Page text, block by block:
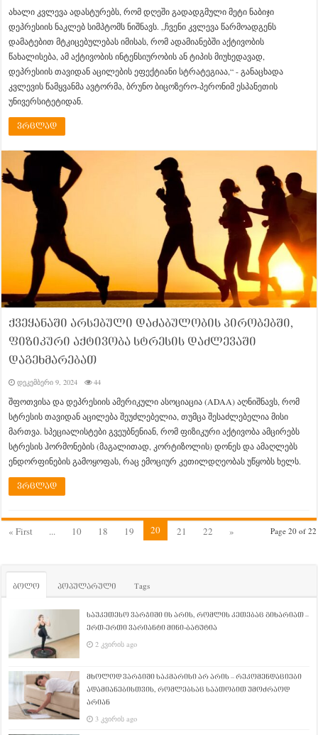
ახალი კვლევა ადასტურებს, რომ დღეში გადადგმული მეტი ნაბიჯი
დეპრესიის ნაკლებ სიმპტომს ნიშნავს. „ჩვენი კვლევა წარმოადგენს
დამატებით მტკიცებულებას იმისას, რომ ადამიანებში აქტივობის
წახალისება, ამ აქტივობის ინტენსიურობის ან ტიპის მიუხედავად,
დეპრესიის თავიდან აცილების ეფექტიანი სტრატეგიაა,“ - განაცხადა
კვლევის წამყვანმა ავტორმა, ბრუნო ბიცოზერო-პერონიმ ესპანეთის
უნივერსიტეტიდან.
ვრცლად
ქვეყანაში არსებული დაძაბულობის პირობებში,
ფიზიკური აქტივობა სტრესის დაძლევაში
დაგეხმარებათ
დეკემბერი 9, 2024 44
შფოთვისა და დეპრესიის ამერიკული ასოციაცია (ADAA) აღნიშნავს, რომ
სტრესის თავიდან აცილება შეუძლებელია, თუმცა შესაძლებელია მისი
მართვა. სპეციალისტები გვეუბნენიან, რომ ფიზიკური აქტივობა ამცირებს
სტრესის ჰორმონების (მაგალითად, კორტიზოლის) დონეს და ამაღლებს
ენდორფინების გამოყოფას, რაც ემოციურ კეთილდღეობას უწყობს ხელს.
ვრცლად
Page 20 of 22
« First ... 10 18 19 20 21 22 »
ბოლო პოპულარული Tags
საუკეთესო ვარჯიში ის არის, რომლის კეთებაც გიხარიათ –
ერთ-ერთი ვარიანტი მინი-ბატუტია
2 კვირის ago
მხოლოდ ვარჯიში საკმარისი არ არის – რეკომენდაციები
ადამიანებისთვის, რომლებსაც საათობით უმოძრაოდ
არიან
3 კვირის ago